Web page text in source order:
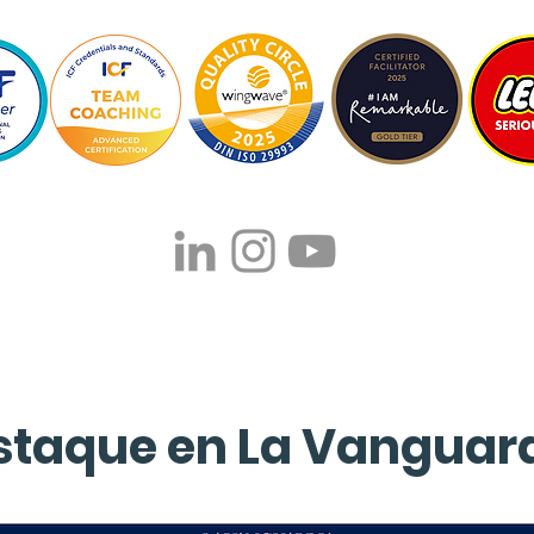
en La